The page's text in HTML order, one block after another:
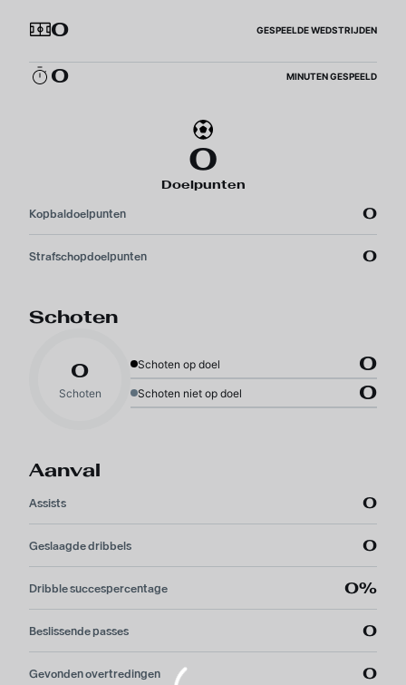
0
GESPEELDE WEDSTRIJDEN
0 MINUTEN GESPEELD
0
Doelpunten
Kopbaldoelpunten 0
Strafschopdoelpunten 0
Schoten
0
Schoten
Schoten op doel 0
Schoten niet op doel 0
Aanval
Assists 0
Geslaagde dribbels 0
Dribble succespercentage 0%
Beslissende passes 0
Gevonden overtredingen 0